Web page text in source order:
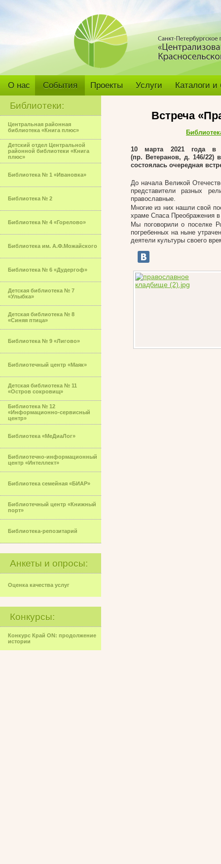
О нас События Проекты Услуги Каталоги
Библиотеки:
Центральная районная
библиотека «Книга плюс»
Детский отдел Центральной
районной библиотеки «Книга
плюс»
Библиотека № 1 «Ивановка»
Библиотека № 2
Библиотека № 4 «Горелово»
Библиотека им. А.Ф.Можайского
Библиотека № 6 «Дудергоф»
Детская библиотека № 7
«Улыбка»
Детская библиотека № 8
«Синяя птица»
Библиотека № 9 «Лигово»
Библиотечный центр «Маяк»
Детская библиотека № 11
«Остров сокровищ»
Библиотека № 12
«Информационно-сервисный
центр»
Библиотека «МеДиаЛог»
Библиотечно-информационный
центр «Интеллект»
Библиотека семейная «БИАР»
Библиотечный центр «Книжный
порт»
Библиотека-репозитарий
Анкеты и опросы:
Оценка качества услуг
Конкурсы:
Конкурс Край ON: продолжение
истории
Встреча
10 марта 2021 года в
(пр. Ветеранов, д. 146/22)
состоялась очередная
До начала Великой
представители разных
православные.
Многие из них нашли свой
храме Спаса Преображения в
Мы поговорили о поселке
погребенных на ныне
деятели культуры своего